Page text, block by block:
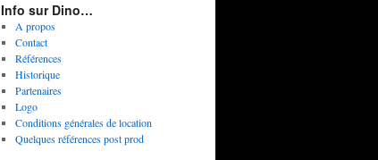
Info sur Dino…
A propos
Contact
Références
Historique
Partenaires
Logo
Conditions générales de location
Quelques références post prod